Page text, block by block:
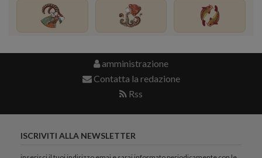
amministrazione
Contatta la redazione
Rss
ISCRIVITI ALLA NEWSLETTER